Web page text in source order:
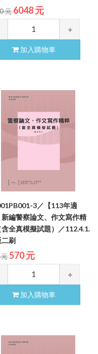
元 6048 元
加入購物車
3／【113年適
新編警察論文、作文寫作精
全真模擬試題）／112.4.1.
刷
570 元
加入購物車